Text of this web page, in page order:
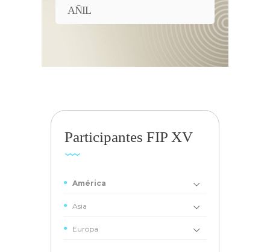
AÑIL
Participantes FIP XV
América
Asia
Europa